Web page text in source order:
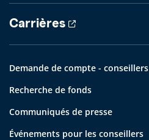
Carrières
Demande de compte - conseillers
Recherche de fonds
Communiqués de presse
Événements pour les conseillers